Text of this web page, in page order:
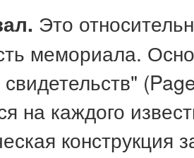
Это
мемориала.
на каждого
конструкция